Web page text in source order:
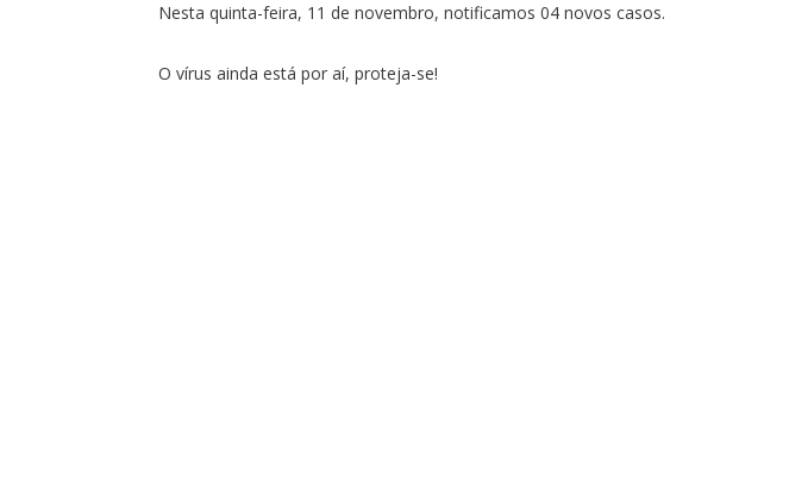
Nesta quinta-feira, 11 de novembro, notificamos 04 novos casos.
O vírus ainda está por aí, proteja-se!